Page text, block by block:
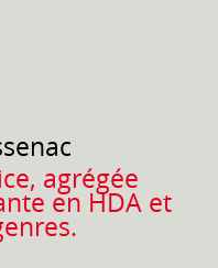
agrégée
en HDA et